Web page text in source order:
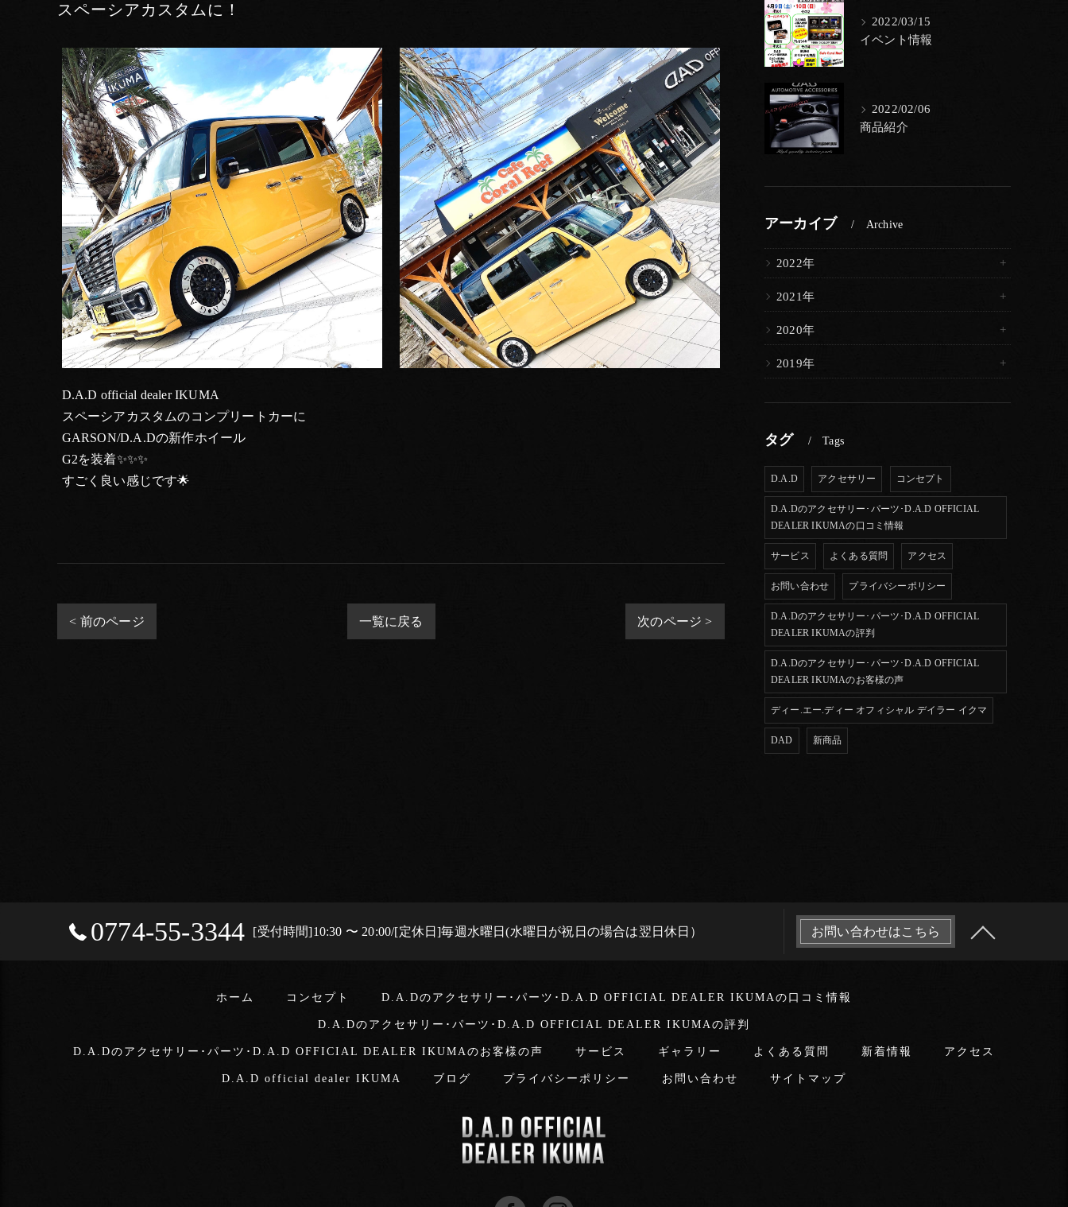
スペーシアカスタムに！
D.A.D official dealer IKUMA
スペーシアカスタムのコンプリートカーに
GARSON/D.A.Dの新作ホイール
G2を装着✨✨✨
すごく良い感じです🌟
< 前のページ 一覧に戻る 次のページ >
2022/03/15
イベント情報
2022/02/06
商品紹介
アーカイブ Archive
2022年
2021年
2020年
2019年
タグ Tags
D.A.D アクセサリー コンセプト
D.A.Dのアクセサリー･パーツ･D.A.D OFFICIAL
DEALER IKUMAの口コミ情報
サービス よくある質問 アクセス
お問い合わせ プライバシーポリシー
D.A.Dのアクセサリー･パーツ･D.A.D OFFICIAL
DEALER IKUMAの評判
D.A.Dのアクセサリー･パーツ･D.A.D OFFICIAL
DEALER IKUMAのお客様の声
ディー.エー.ディー オフィシャル デイラー イクマ
DAD 新商品
0774-55-3344 [受付時間]10:30 〜 20:00/[定休日]毎週水曜日(水曜日が祝日の場合は翌日休日） お問い合わせはこちら
ホーム コンセプト D.A.Dのアクセサリー･パーツ･D.A.D OFFICIAL DEALER IKUMAの口コミ情報
D.A.Dのアクセサリー･パーツ･D.A.D OFFICIAL DEALER IKUMAの評判
D.A.Dのアクセサリー･パーツ･D.A.D OFFICIAL DEALER IKUMAのお客様の声 サービス ギャラリー よくある質問 新着情報 アクセス
D.A.D official dealer IKUMA ブログ プライバシーポリシー お問い合わせ サイトマップ